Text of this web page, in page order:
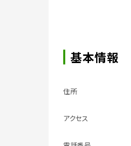
基本情報
住所
アクセス